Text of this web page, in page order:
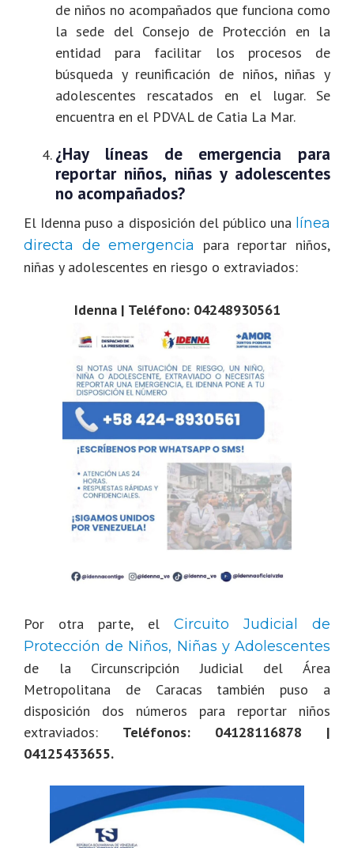
de niños no acompañados que funciona como
la sede del Consejo de Protección en la
entidad para facilitar los procesos de
búsqueda y reunificación de niños, niñas y
adolescentes rescatados en el lugar. Se
encuentra en el PDVAL de Catia La Mar.
¿Hay líneas de emergencia para
reportar niños, niñas y adolescentes
no acompañados?
El Idenna puso a disposición del público unalínea
directa de emergencia
para reportar niños,
niñas y adolescentes en riesgo o extraviados:
Idenna | Teléfono: 04248930561
Por otra parte, el Circuito Judicial de
Protección de Niños, Niñas y Adolescentes
de la Circunscripción Judicial del Área
Metropolitana de Caracas también puso a
disposición dos números para reportar niños
extraviados: Teléfonos: 04128116878 |
04125433655.